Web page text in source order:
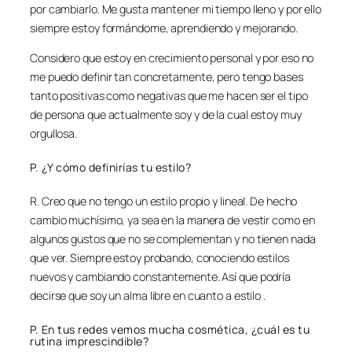
por cambiarlo. Me gusta mantener mi tiempo lleno y por ello
siempre estoy formándome, aprendiendo y mejorando.
Considero que estoy en crecimiento personal y por eso no
me puedo definir tan concretamente, pero tengo bases
tanto positivas como negativas que me hacen ser el tipo
de persona que actualmente soy y de la cual estoy muy
orgullosa.
P. ¿Y cómo definirías tu estilo?
R. Creo que no tengo un estilo propio y lineal. De hecho
cambio muchísimo, ya sea en la manera de vestir como en
algunos gustos que no se complementan y no tienen nada
que ver. Siempre estoy probando, conociendo estilos
nuevos y cambiando constantemente. Así que podría
decirse que soy un alma libre en cuanto a estilo .
P. En tus redes vemos mucha cosmética, ¿cuál es tu
rutina imprescindible?